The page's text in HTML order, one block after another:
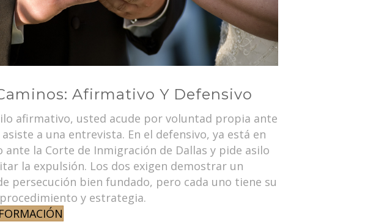
Afirmativo Y Defensivo
afirmativo, usted acude por voluntad propia ante
asiste a una entrevista. En el defensivo, ya está en
ante la Corte de Inmigración de Dallas y pide asilo
la expulsión. Los dos exigen demostrar un
persecución bien fundado, pero cada uno tiene su
y estrategia.